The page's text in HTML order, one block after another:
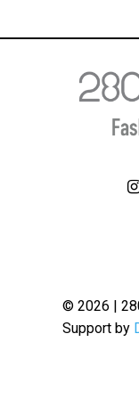
© 2026 |
Support by